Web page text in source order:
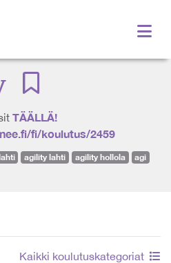
TÄÄLLÄ!
fi/koulutus/2459
agility lahti agility hollola agi
Kaikki koulutuskategoriat